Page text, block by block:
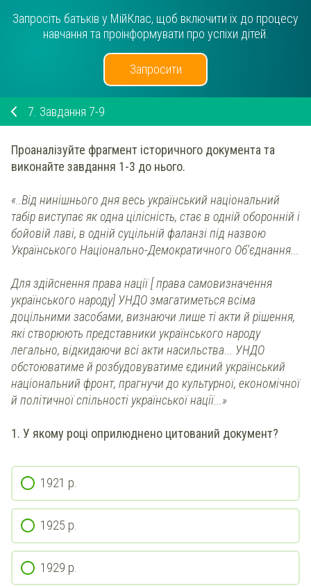
Запросіть батьків у МійКлас, щоб включити їх до процесу
навчання та проінформувати про успіхи дітей.
Запросити
7. Завдання 7-9
Проаналізуйте фрагмент історичного документата
виконайте завдання 1-3 до нього.
«..Від нинішнього дня весь український національний
табір виступає як одна цілісність, стає в одній оборонній і
бойовій лаві, в одній суцільній фаланзі під назвою
Українського Національно-Демократичного Об'єднання...
Для здійснення права нації [ права самовизначення
українського народу] УНДО змагатиметься всіма
доцільними засобами, визнаючи лише ті акти й рішення,
які створюють представники українського народу
легально, відкидаючи всі акти насильства... УНДО
обстоюватиме й розбудовуватиме єдиний український
національний фронт, прагнучи до культурної, економічної
й політичної спільності української нації...»
1. У якому році оприлюднено цитований документ?
1921 р.
1925 р.
1929 р.